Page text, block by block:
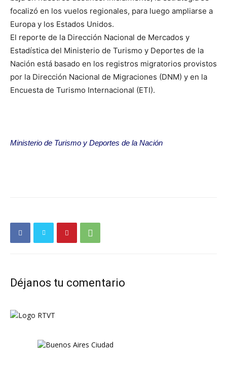
focalizó en los vuelos regionales, para luego ampliarse a
Europa y los Estados Unidos.
El reporte de la Dirección Nacional de Mercados y
Estadística del Ministerio de Turismo y Deportes de la
Nación está basado en los registros migratorios provistos
por la Dirección Nacional de Migraciones (DNM) y en la
Encuesta de Turismo Internacional (ETI).
Ministerio de Turismo y Deportes de la Nación
Déjanos tu comentario